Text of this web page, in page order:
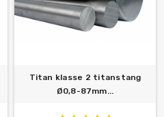
Titan klasse 2 titanstang
Ø0,8-87mm...